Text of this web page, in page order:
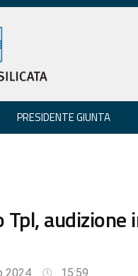
PRESIDENTE GIUNTA
Tpl,
2024 15:59